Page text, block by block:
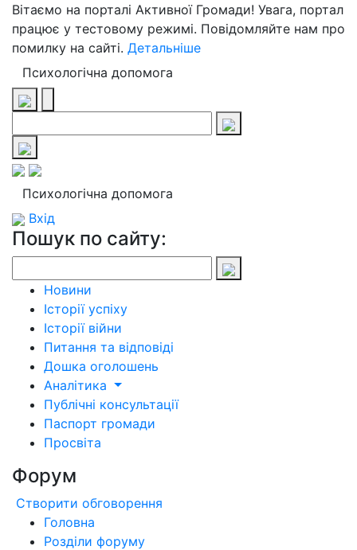
Вітаємо на порталі Активної Громади! Увага, портал
працює у тестовому режимі. Повідомляйте нам про
помилку на сайті. Детальніше
Психологічна допомога
Психологічна допомога
Вхід
Пошук по сайту:
Новини
Історії успіху
Історії війни
Питання та відповіді
Дошка оголошень
Аналітика
Публічні консультації
Паспорт громади
Просвіта
Форум
Створити обговорення
Головна
Розділи форуму